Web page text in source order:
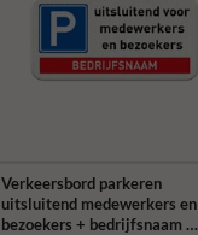
Verkeersbord parkeren
uitsluitend medewerkers en
bezoekers + bedrijfsnaam -